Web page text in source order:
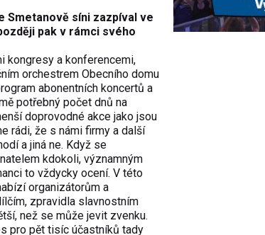
Smetanově síni zazpíval ve
pak v rámci svého
kongresy a konferencemi,
orchestrem Obecního domu
abonentních koncertů a
potřebný počet dnů na
doprovodné akce jako jsou
rádi, že s námi firmy a další
a jiná ne. Když se
kdokoli, významným
to vždycky ocení. V této
organizátorům a
zpravidla slavnostním
než se může jevit zvenku.
pro pět tisíc účastníků tady